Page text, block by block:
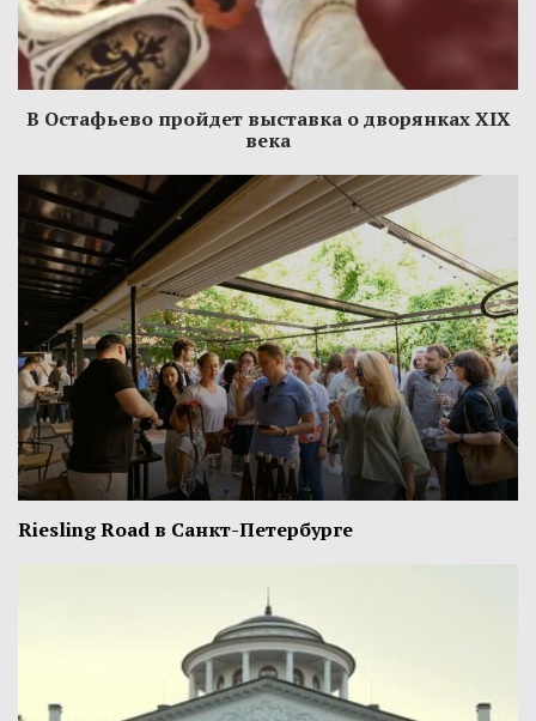
В Остафьево пройдет выставка о дворянках XIX
века
Riesling Road в Санкт-Петербурге